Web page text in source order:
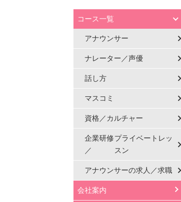
コース一覧
アナウンサー
ナレーター／声優
話し方
マスコミ
資格／カルチャー
企業研修
／
プライベートレッ
スン
アナウンサーの求人／求職
会社案内